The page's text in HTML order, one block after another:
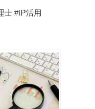
士 #IP活用